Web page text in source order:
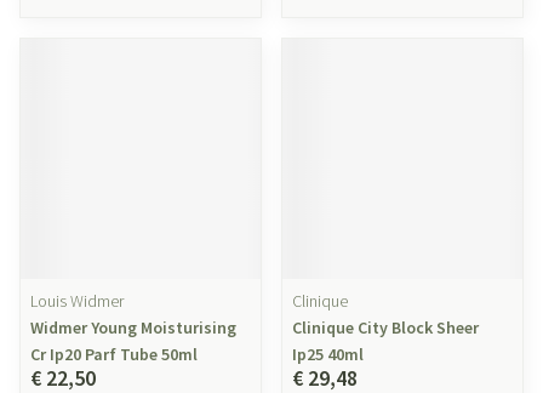
Louis Widmer
Widmer Young Moisturising
Cr Ip20 Parf Tube 50ml
€ 22,50
Clinique
Clinique City Block Sheer
Ip25 40ml
€ 29,48